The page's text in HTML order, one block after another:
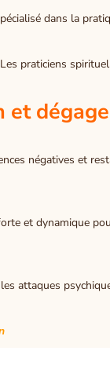
dans la
praticiens
et
négatives et
et dynamique
attaques